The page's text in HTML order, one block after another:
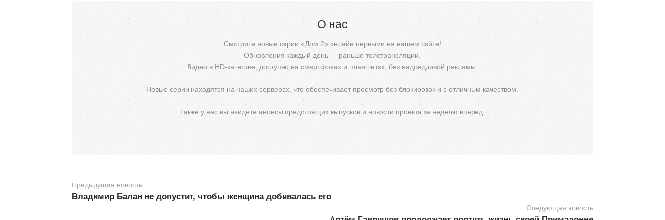
О нас
Смотрите новые серии «Дом 2» онлайн первыми на нашем сайте!
Обновления каждый день — раньше телетрансляции.
Видео в HD-качестве, доступно на смартфонах и планшетах, без надоедливой рекламы.
Новые серии находятся на наших серверах, что обеспечивает просмотр без блокировок и с отличным качеством.
Также у нас вы найдёте анонсы предстоящих выпусков и новости проекта за неделю вперёд.
Предыдущая новость
Владимир Балан не допустит, чтобы женщина добивалась его
Следующая новость